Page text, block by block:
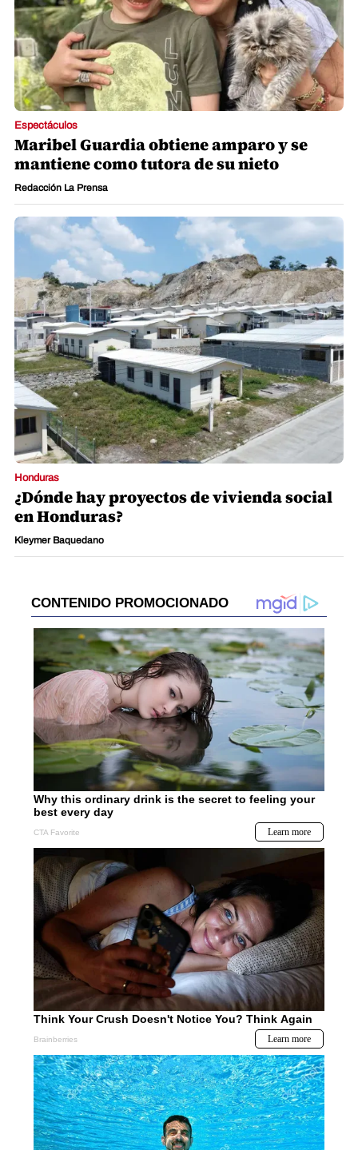
Espectáculos
Maribel Guardia obtiene amparo y se
mantiene como tutora de su nieto
Redacción La Prensa
Honduras
¿Dónde hay proyectos de vivienda social
en Honduras?
Kleymer Baquedano